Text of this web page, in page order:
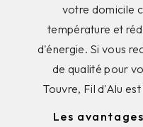
votre domicile
température et
d'énergie. Si vous
de qualité pour
Touvre, Fil d'Alu
Les